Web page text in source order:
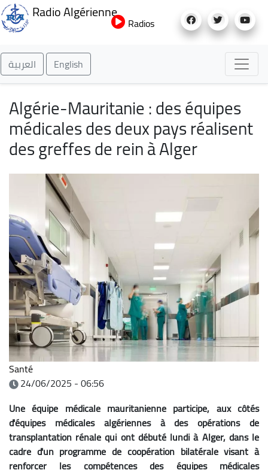
au
Radio Algérienne
Radios
العربية English
Algérie-Mauritanie : des équipes
médicales des deux pays réalisent
des greffes de rein à Alger
Santé
24/06/2025 - 06:56
Une équipe médicale mauritanienne participe, aux côtés
d'équipes médicales algériennes à des opérations de
transplantation rénale qui ont débuté lundi à Alger, dans le
cadre d'un programme de coopération bilatérale visant à
renforcer les compétences des équipes médicales